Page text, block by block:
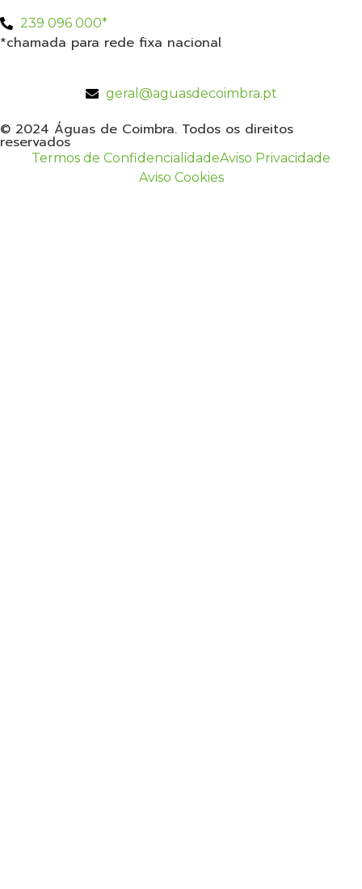
239 096 000*
*chamada para rede fixa nacional
geral@aguasdecoimbra.pt
© 2024 Águas de Coimbra. Todos os direitos
reservados
Termos de ConfidencialidadeAviso Privacidade
Aviso Cookies